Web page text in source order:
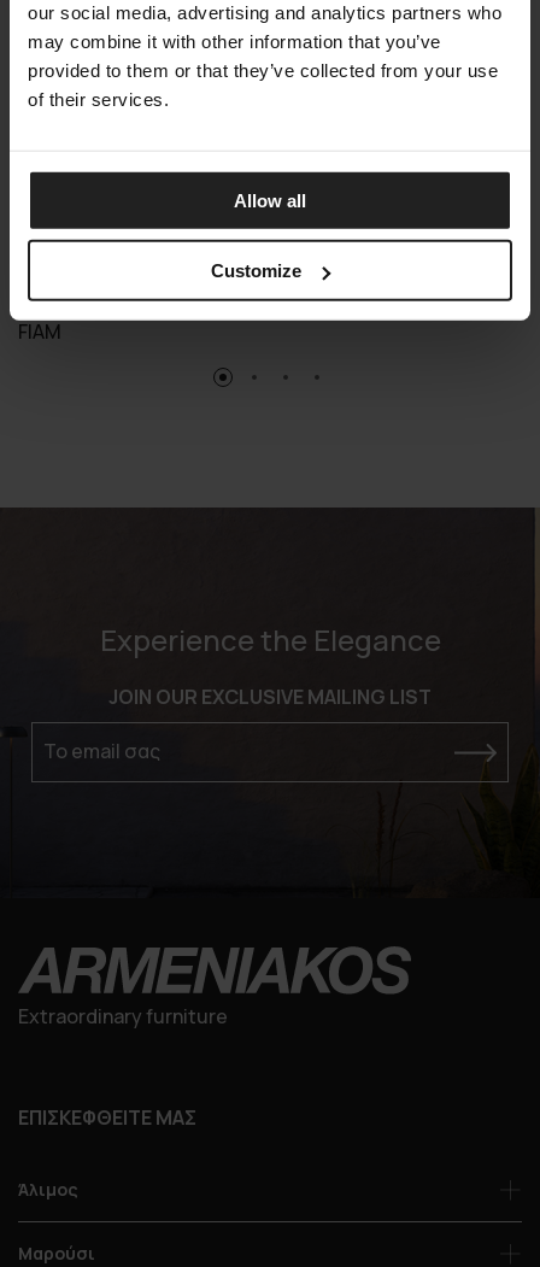
our social media, advertising and analytics partners who
may combine it with other information that you’ve
provided to them or that they’ve collected from your use
of their services.
Allow all
Customize
CHRISTINE
FIAM
Experience the Elegance
JOIN OUR EXCLUSIVE MAILING LIST
Το email σας
Extraordinary furniture
ΕΠΙΣΚΕΦΘΕΙΤΕ ΜΑΣ
Άλιμος
Μαρούσι